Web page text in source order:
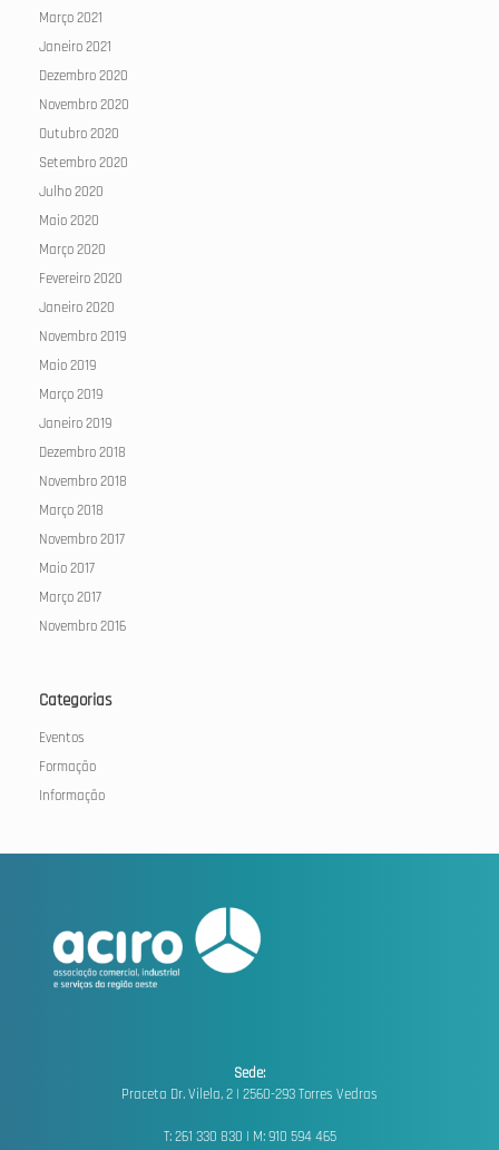
Março 2021
Janeiro 2021
Dezembro 2020
Novembro 2020
Outubro 2020
Setembro 2020
Julho 2020
Maio 2020
Março 2020
Fevereiro 2020
Janeiro 2020
Novembro 2019
Maio 2019
Março 2019
Janeiro 2019
Dezembro 2018
Novembro 2018
Março 2018
Novembro 2017
Maio 2017
Março 2017
Novembro 2016
Categorias
Eventos
Formação
Informação
Sede:
Praceta Dr. Vilela, 2 | 2560-293 Torres Vedras
T: 261 330 830 | M: 910 594 465